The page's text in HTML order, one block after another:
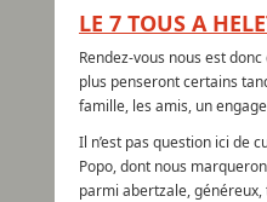
LE 7 TOUS A
Rendez-vous nous est
plus penseront certains
famille, les amis, un
Il n’est pas question ici de
Popo, dont nous
parmi abertzale,